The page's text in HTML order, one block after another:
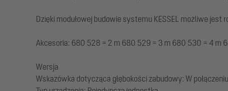
Dzięki modułowej budowie systemu KESSEL możliwe
Akcesoria: 680 528 = 2 m 680 529 = 3 m 680 530 = 4 m
Wersja
Wskazówka dotycząca głębokości zabudowy: W